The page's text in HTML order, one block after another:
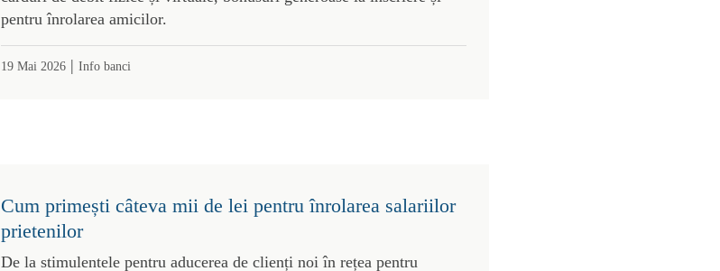
pentru înrolarea amicilor.
19 Mai 2026| Info banci
Cum primești câteva mii de lei pentru înrolarea salariilor
prietenilor
De la stimulentele pentru aducerea de clienți noi în rețea pentru